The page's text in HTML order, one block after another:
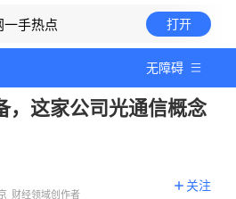
一手热点 打开
无障碍
，这家公司光通信概念
财经领域创作者
关注